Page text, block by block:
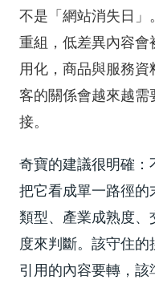
不是「網站消失日」
重組，低差異內容會
用化，商品與服務資
客的關係會越來越需
接。
奇寶的建議很明確：
把它看成單一路徑
類型、產業成熟度、
度來判斷。該守住
引用的內容要轉，該